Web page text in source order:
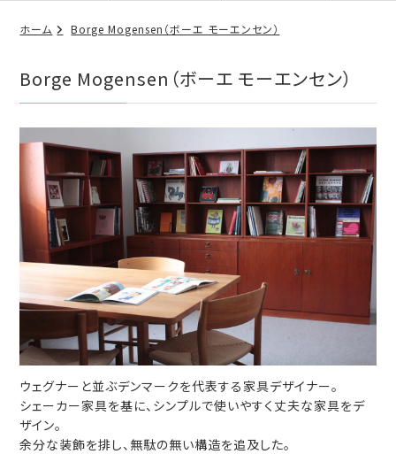
ホーム Borge Mogensen（ボーエ モーエンセン）
Borge Mogensen（ボーエ モーエンセン）
ウェグナーと並ぶデンマークを代表する家具デザイナー。
シェーカー家具を基に、シンプルで使いやすく丈夫な家具をデ
ザイン。
余分な装飾を排し、無駄の無い構造を追及した。